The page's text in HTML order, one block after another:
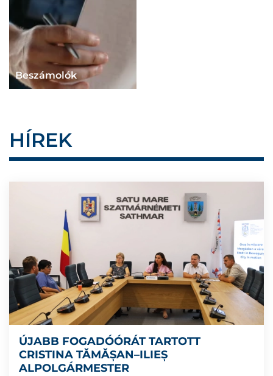
Beszámolók
HÍREK
ÚJABB FOGADÓÓRÁT TARTOTT
CRISTINA TĂMĂȘAN–ILIEȘ
ALPOLGÁRMESTER